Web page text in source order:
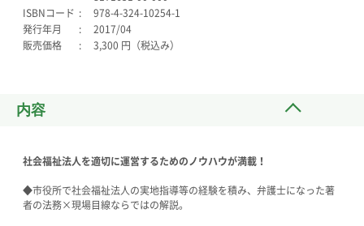
ISBNコード
978-4-324-10254-1
発行年月
2017/04
販売価格
3,300 円（税込み）
内容
社会福祉法人を適切に運営するためのノウハウが満載！
◆市役所で社会福祉法人の実地指導等の経験を積み、弁護士になった著
者の法務×現場目線ならではの解説。